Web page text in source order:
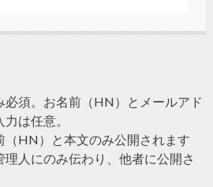
必須。お名前（HN）とメールアド
は任意。
（HN）と本文のみ公開されます
人にのみ伝わり、他者に公開さ